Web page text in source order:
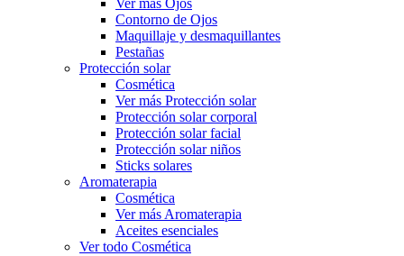
Ver más Ojos
Contorno de Ojos
Maquillaje y desmaquillantes
Pestañas
Protección solar
Cosmética
Ver más Protección solar
Protección solar corporal
Protección solar facial
Protección solar niños
Sticks solares
Aromaterapia
Cosmética
Ver más Aromaterapia
Aceites esenciales
Ver todo Cosmética